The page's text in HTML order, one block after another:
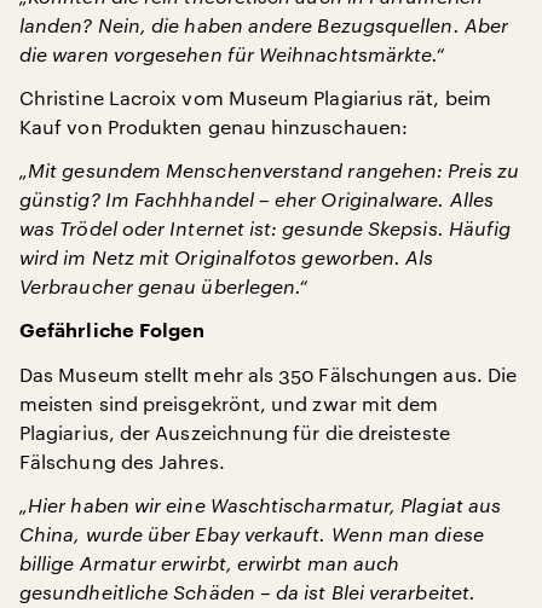
landen? Nein, die haben andere Bezugsquellen. Aber
die waren vorgesehen für Weihnachtsmärkte.“
Christine Lacroix vom Museum Plagiarius rät, beim
Kauf von Produkten genau hinzuschauen:
„Mit gesundem Menschenverstand rangehen: Preis zu
günstig? Im Fachhhandel – eher Originalware. Alles
was Trödel oder Internet ist: gesunde Skepsis. Häufig
wird im Netz mit Originalfotos geworben. Als
Verbraucher genau überlegen.“
Gefährliche Folgen
Das Museum stellt mehr als 350 Fälschungen aus. Die
meisten sind preisgekrönt, und zwar mit dem
Plagiarius, der Auszeichnung für die dreisteste
Fälschung des Jahres.
„Hier haben wir eine Waschtischarmatur, Plagiat aus
China, wurde über Ebay verkauft. Wenn man diese
billige Armatur erwirbt, erwirbt man auch
gesundheitliche Schäden – da ist Blei verarbeitet.